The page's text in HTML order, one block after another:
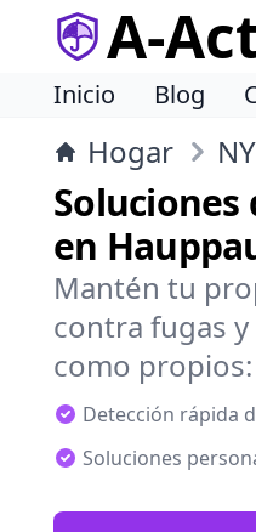
A-
Inicio Blog
Hogar NY
en
Mantén tu
contra fugas
como
Detección rápida
Soluciones